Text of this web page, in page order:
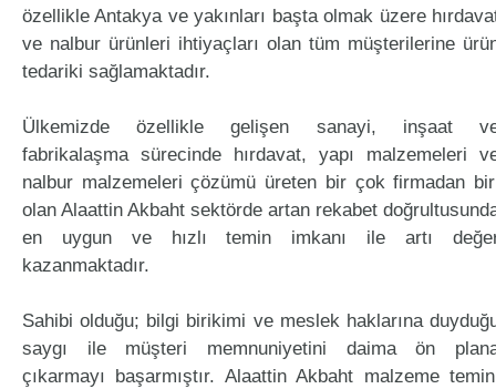
özellikle Antakya ve yakınları başta olmak üzere
ve nalbur ürünleri ihtiyaçları olan tüm müşterilerine
tedariki sağlamaktadır.
Ülkemizde özellikle gelişen sanayi, inşaat
fabrikalaşma sürecinde hırdavat, yapı malzemeleri
nalbur malzemeleri çözümü üreten bir çok firmadan
olan Alaattin Akbaht sektörde artan rekabet
en uygun ve hızlı temin imkanı ile artı
kazanmaktadır.
Sahibi olduğu; bilgi birikimi ve meslek haklarına
saygı ile müşteri memnuniyetini daima ön
çıkarmayı başarmıştır. Alaattin Akbaht malzeme